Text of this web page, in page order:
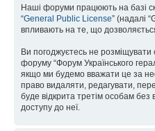
Наші форуми працюють на базі
“General Public License” (надалі
впливають на те, що
Ви погоджуєтесь не розміщувати
форуму “Форум Українського
якщо ми будемо вважати це за
право видаляти, редагувати,
буде відкрита третім особам без
доступу до неї.